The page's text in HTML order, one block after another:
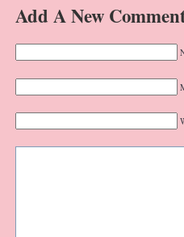
Add A New